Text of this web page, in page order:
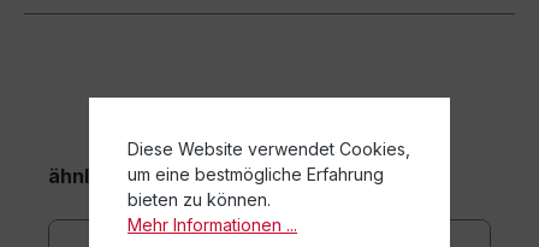
ähnliche Artikel
Diese Website verwendet Cookies,
um eine bestmögliche Erfahrung
bieten zu können.
Mehr Informationen ...